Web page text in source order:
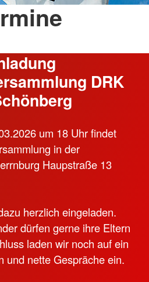
DRK
um 18 Uhr findet
in der
Haupstraße 13
herzlich eingeladen.
dürfen gerne ihre Eltern
laden wir noch auf ein
und nette Gespräche ein.